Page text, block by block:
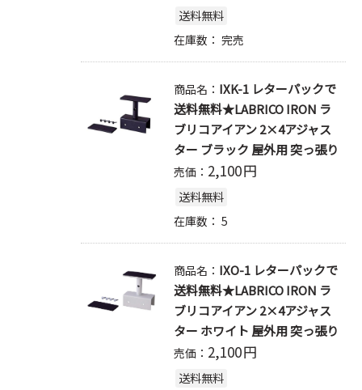
送料無料
在庫数： 完売
商品名： IXK-1 レターパックで
送料無料★LABRICO IRON ラ
ブリコアイアン 2×4アジャス
ター ブラック 屋外用 突っ張り
売価： 2,100円
送料無料
在庫数： 5
商品名： IXO-1 レターパックで
送料無料★LABRICO IRON ラ
ブリコアイアン 2×4アジャス
ター ホワイト 屋外用 突っ張り
売価： 2,100円
送料無料